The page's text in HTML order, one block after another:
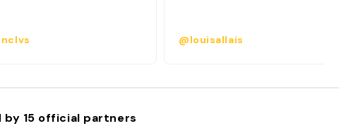
@louisallais
by 15 official partners